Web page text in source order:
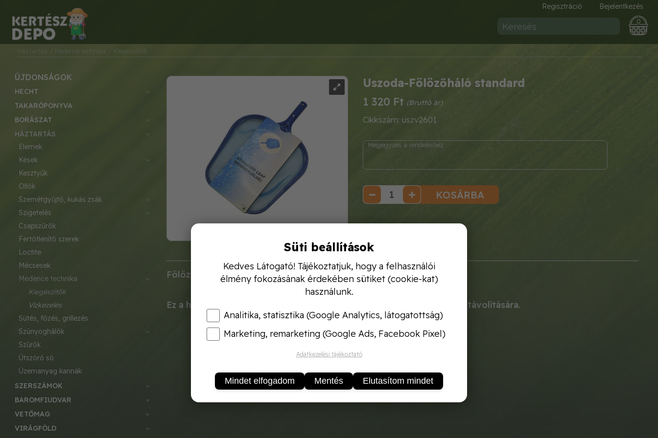
Regisztráció Bejelentkezés
0
Háztartás / Medence technika / Kiegészítők
Uszoda-Fölözőháló standard
1 320 Ft
Cikkszám: uszv2601
KOSÁRBA
Fölöző háló "C" típus
Ez a hálótípus kiválóan alkalmas a víz felszínén lévő szennyeződések eltávolítására.
ÚJDONSÁGOK
HECHT
TAKARÓPONYVA
BORÁSZAT
HÁZTARTÁS
elemek
kések
kesztyűk
ollók
szemétgyűjtő, kukás zsák
szigetelés
csapszűrők
fertőtlenítő szerek
loctite
mécsesek
medence technika
kiegészítők
vízkezelés
sütés, főzés, grillezés
szúnyoghálók
szűrők
útszóró só
üzemanyag kannák
SZERSZÁMOK
BAROMFIUDVAR
VETŐMAG
VIRÁGFÖLD
Süti beállítások
Kedves Látogató! Tájékoztatjuk, hogy a felhasználói
élmény fokozásának érdekében sütiket (cookie-kat)
használunk.
Analitika, statisztika (Google Analytics, látogatottság)
Marketing, remarketing (Google Ads, Facebook Pixel)
Adatkezelési tájékoztató
Mindet elfogadom Mentés Elutasítom mindet